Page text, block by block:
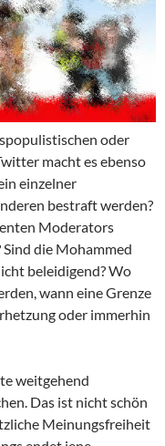
oder
macht es ebenso
einzelner
bestraft werden?
Moderators
die Mohammed
beleidigend? Wo
wann eine Grenze
oder immerhin
weitgehend
Das ist nicht schön
Meinungsfreiheit